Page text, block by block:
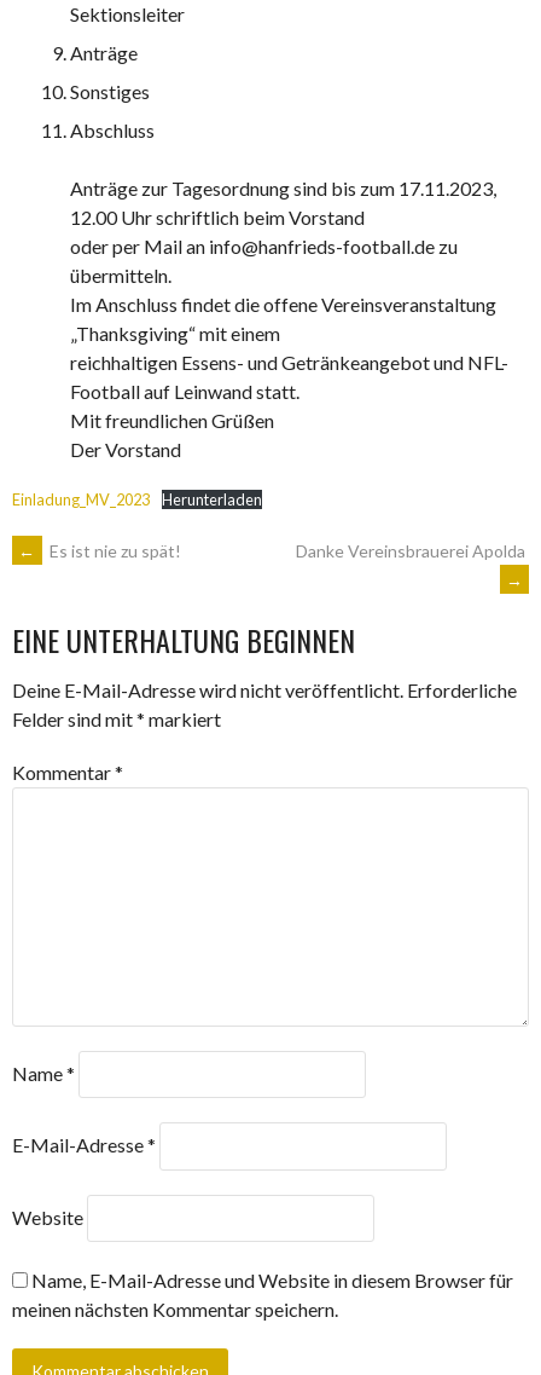
Sektionsleiter
Anträge
Sonstiges
Abschluss
Anträge zur Tagesordnung sind bis zum 17.11.2023,
12.00 Uhr schriftlich beim Vorstand
oder per Mail an info@hanfrieds-football.de zu
übermitteln.
Im Anschluss findet die offene Vereinsveranstaltung
„Thanksgiving“ mit einem
reichhaltigen Essens- und Getränkeangebot und NFL-
Football auf Leinwand statt.
Mit freundlichen Grüßen
Der Vorstand
Einladung_MV_2023 Herunterladen
ARTIKEL-
NAVIGATION
← Es ist nie zu spät!
Danke Vereinsbrauerei Apolda
→
EINE UNTERHALTUNG BEGINNEN
Deine E-Mail-Adresse wird nicht veröffentlicht. Erforderliche
Felder sind mit* markiert
Kommentar*
Name*
E-Mail-Adresse*
Website
Name, E-Mail-Adresse und Website in diesem Browser für
meinen nächsten Kommentar speichern.